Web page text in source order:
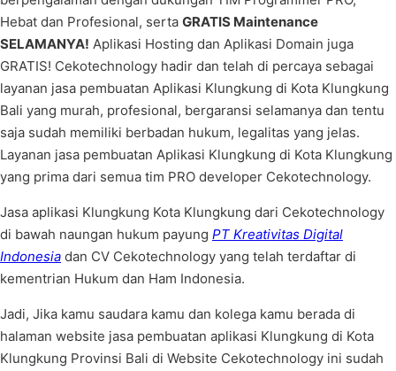
Hebat dan Profesional, serta GRATIS Maintenance
SELAMANYA! Aplikasi Hosting dan Aplikasi Domain juga
GRATIS! Cekotechnology hadir dan telah di percaya sebagai
layanan jasa pembuatan Aplikasi Klungkung di Kota Klungkung
Bali yang murah, profesional, bergaransi selamanya dan tentu
saja sudah memiliki berbadan hukum, legalitas yang jelas.
Layanan jasa pembuatan Aplikasi Klungkung di Kota Klungkung
yang prima dari semua tim PRO developer Cekotechnology.
Jasa aplikasi Klungkung Kota Klungkung dari Cekotechnology
di bawah naungan hukum payung PT Kreativitas Digital
Indonesia dan CV Cekotechnology yang telah terdaftar di
kementrian Hukum dan Ham Indonesia.
Jadi, Jika kamu saudara kamu dan kolega kamu berada di
halaman website jasa pembuatan aplikasi Klungkung di Kota
Klungkung Provinsi Bali di Website Cekotechnology ini sudah